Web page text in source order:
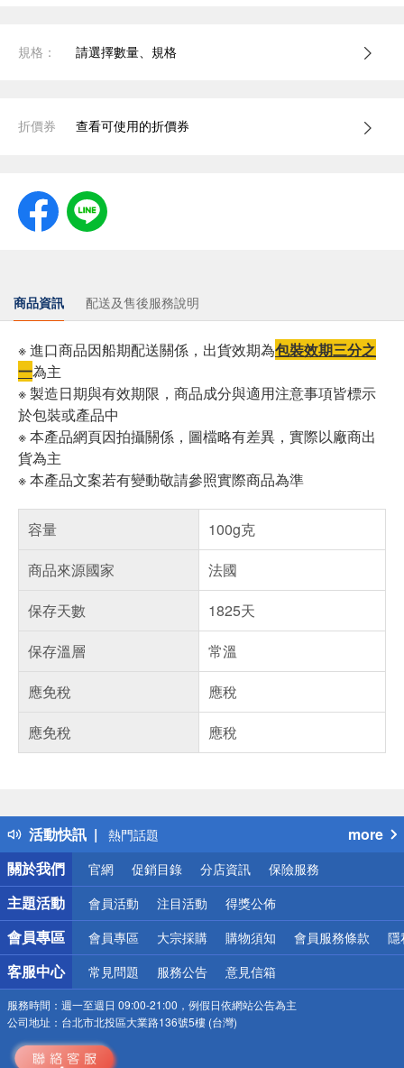
規格： 請選擇數量、規格
折價券 查看可使用的折價券
商品資訊 配送及售後服務說明
※ 進口商品因船期配送關係，出貨效期為包裝效期三分之
一為主
※ 製造日期與有效期限，商品成分與適用注意事項皆標示
於包裝或產品中
※ 本產品網頁因拍攝關係，圖檔略有差異，實際以廠商出
貨為主
※ 本產品文案若有變動敬請參照實際商品為準
容量
100g克
商品來源國家
法國
保存天數
1825天
保存溫層
常溫
應免稅
應稅
應免稅
應稅
活動快訊
得獎公告
熱門話題
銀行優惠
偏遠地區配送
詐騙網頁！請小心！
more
關於我們
官網 促銷目錄 分店資訊 保險服務
主題活動 會員活動 注目活動 得獎公佈
會員專區 會員專區 大宗採購 購物須知 會員服務條款 隱
客服中心 常見問題 服務公告 意見信箱
服務時間： 週一至週日 09:00-21:00，例假日依網站公告為主
公司地址： 台北市北投區大業路136號5樓 (台灣)